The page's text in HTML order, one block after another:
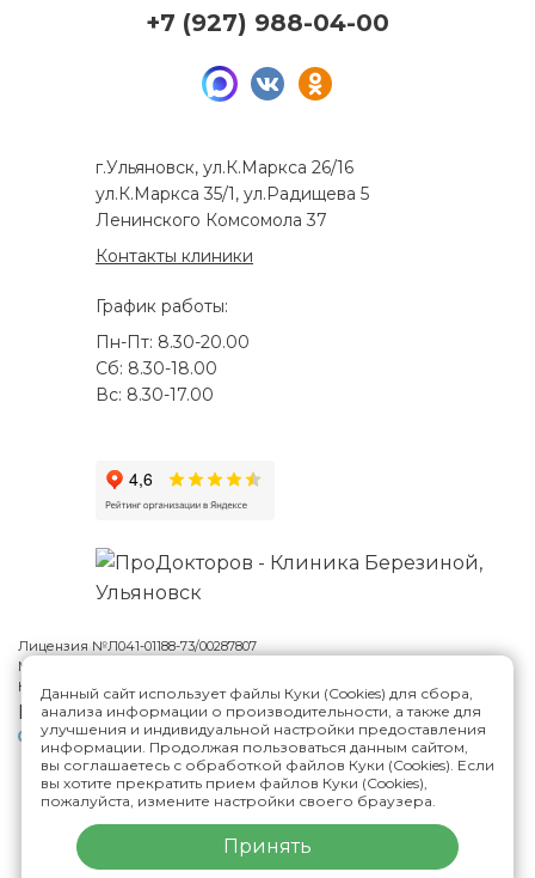
г.Ульяновск, ул.К.Маркса 26/16
ул.К.Маркса 35/1, ул.Радищева 5
Ленинского Комсомола 37
Контакты клиники
График работы:
Пн-Пт: 8.30-20.00
Сб: 8.30-18.00
Вс: 8.30-17.00
+7 (927) 988-04-00
Лицензия №Л041-01188-73/00287807
Многопрофильная клиника Н.Березиной в Ульяновске
Карта сайта
Версия сайта для слабовидящих
Политика конфиденциальности
ИМЕЮТСЯ ПРОТИВОПОКАЗАНИЯ,
НЕОБХОДИМА КОНСУЛЬТАЦИЯ СПЕЦИАЛИСТА
Данный сайт использует файлы Куки (Cookies) для сбора,
анализа информации о производительности, а также для
улучшения и индивидуальной настройки предоставления
информации. Продолжая пользоваться данным сайтом,
вы соглашаетесь с обработкой файлов Куки (Cookies). Если
вы хотите прекратить прием файлов Куки (Cookies),
пожалуйста, измените настройки своего браузера.
Принять